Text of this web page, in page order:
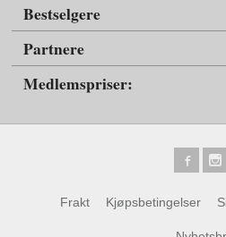
Bestselgere
Partnere
Medlemspriser:
Frakt Kjøpsbetingelser